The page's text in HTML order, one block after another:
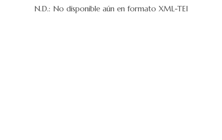
N.D.: No disponible aún en formato XML-TEI